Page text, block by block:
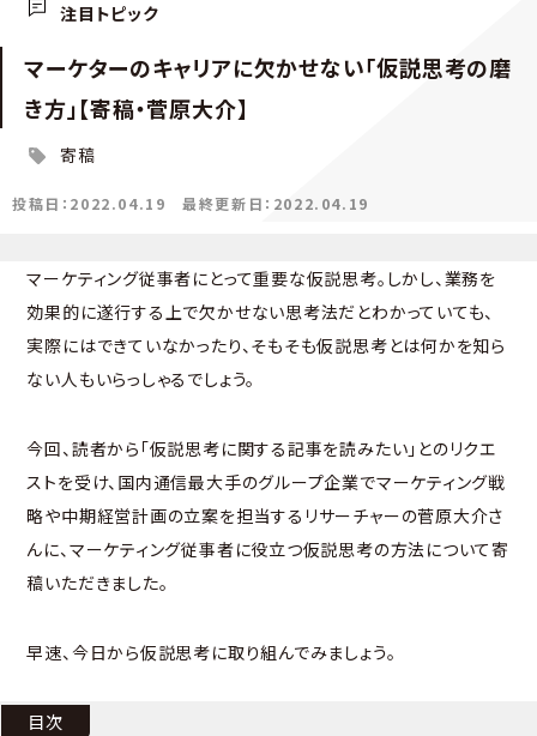
注目トピック
マーケターのキャリアに欠かせない「仮説思考の磨
き方」【寄稿・菅原大介】
寄稿
投稿日：2022.04.19 最終更新日：2022.04.19
マーケティング従事者にとって重要な仮説思考。しかし、業務を
効果的に遂行する上で欠かせない思考法だとわかっていても、
実際にはできていなかったり、そもそも仮説思考とは何かを知ら
ない人もいらっしゃるでしょう。
今回、読者から「仮説思考に関する記事を読みたい」とのリクエ
ストを受け、国内通信最大手のグループ企業でマーケティング戦
略や中期経営計画の立案を担当するリサーチャーの菅原大介さ
んに、マーケティング従事者に役立つ仮説思考の方法について寄
稿いただきました。
早速、今日から仮説思考に取り組んでみましょう。
目次